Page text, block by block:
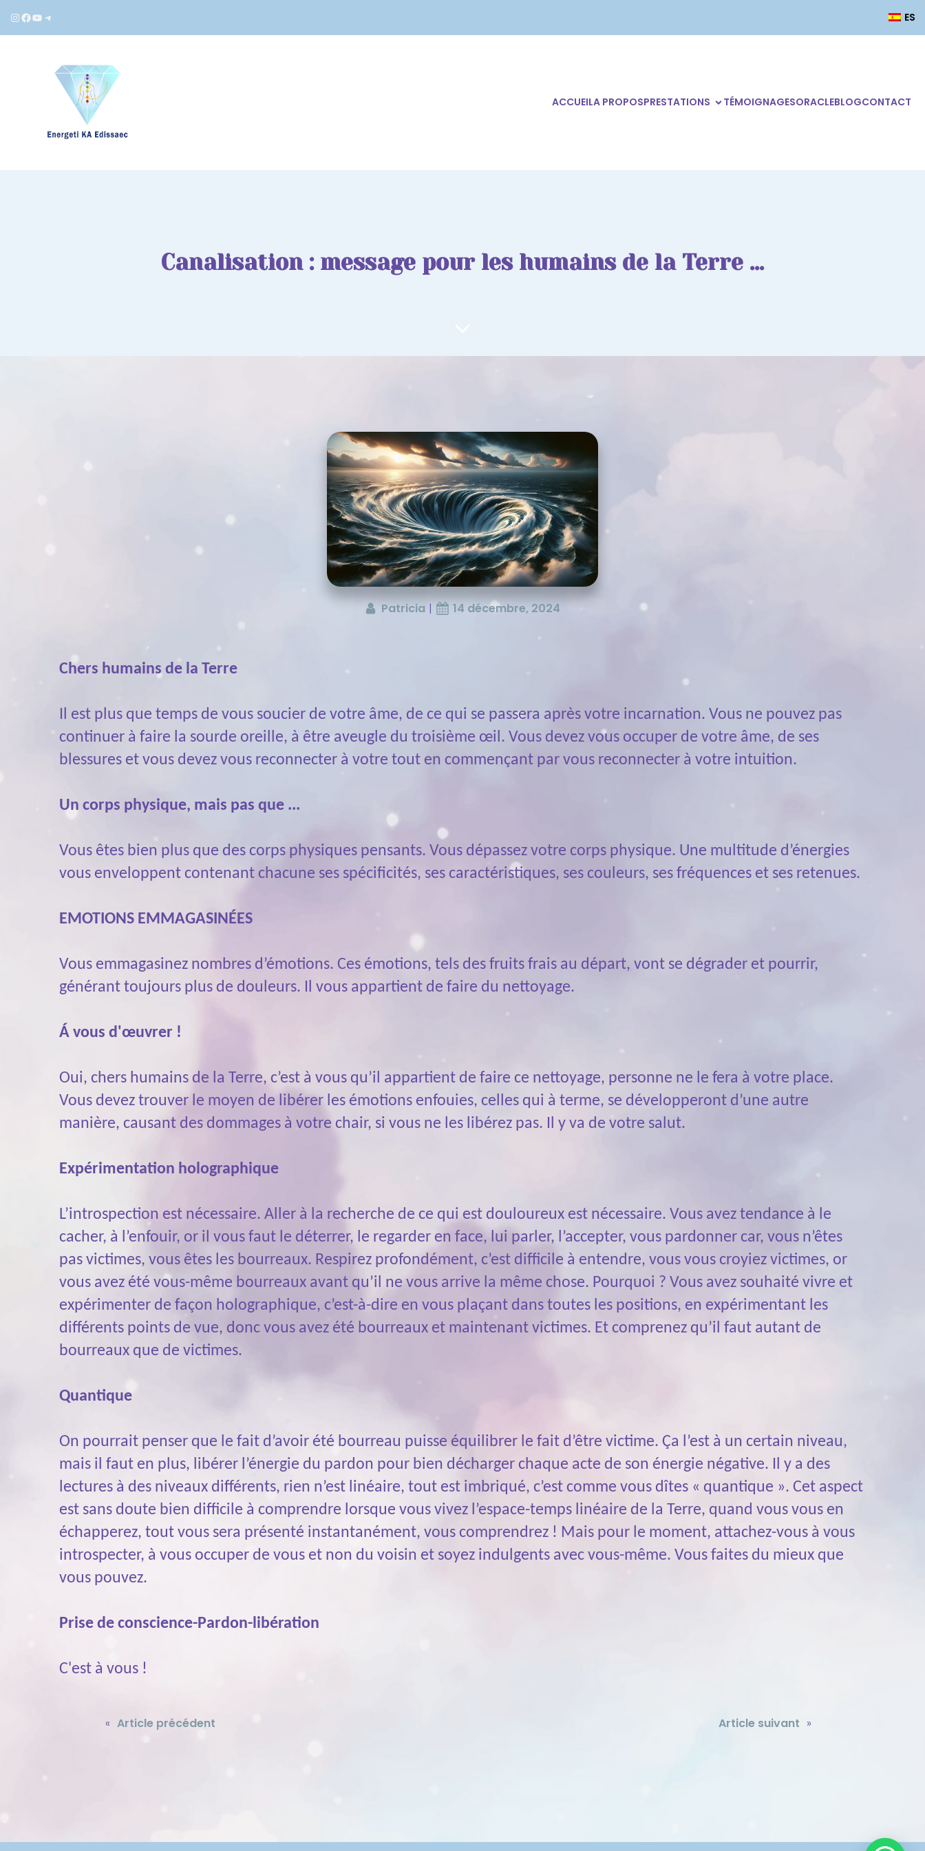
Instagram
Facebook
YouTube
Telegram ES
ACCUEILA PROPOSPRESTATIONS TÉMOIGNAGESORACLEBLOGCONTACT
Canalisation : message pour les humains de la Terre …
Patricia | 14 décembre, 2024
Chers humains de la Terre
Il est plus que temps de vous soucier de votre âme, de ce qui se passera après votre incarnation. Vous ne pouvez pas
continuer à faire la sourde oreille, à être aveugle du troisième œil. Vous devez vous occuper de votre âme, de ses
blessures et vous devez vous reconnecter à votre tout en commençant par vous reconnecter à votre intuition.
Un corps physique, mais pas que ...
Vous êtes bien plus que des corps physiques pensants. Vous dépassez votre corps physique. Une multitude d’énergies
vous enveloppent contenant chacune ses spécificités, ses caractéristiques, ses couleurs, ses fréquences et ses retenues.
EMOTIONS EMMAGASINÉES
Vous emmagasinez nombres d’émotions. Ces émotions, tels des fruits frais au départ, vont se dégrader et pourrir,
générant toujours plus de douleurs. Il vous appartient de faire du nettoyage.
Á vous d'œuvrer !
Oui, chers humains de la Terre, c’est à vous qu’il appartient de faire ce nettoyage, personne ne le fera à votre place.
Vous devez trouver le moyen de libérer les émotions enfouies, celles qui à terme, se développeront d’une autre
manière, causant des dommages à votre chair, si vous ne les libérez pas. Il y va de votre salut.
Expérimentation holographique
L’introspection est nécessaire. Aller à la recherche de ce qui est douloureux est nécessaire. Vous avez tendance à le
cacher, à l’enfouir, or il vous faut le déterrer, le regarder en face, lui parler, l’accepter, vous pardonner car, vous n’êtes
pas victimes, vous êtes les bourreaux. Respirez profondément, c’est difficile à entendre, vous vous croyiez victimes, or
vous avez été vous-même bourreaux avant qu’il ne vous arrive la même chose. Pourquoi ? Vous avez souhaité vivre et
expérimenter de façon holographique, c’est-à-dire en vous plaçant dans toutes les positions, en expérimentant les
différents points de vue, donc vous avez été bourreaux et maintenant victimes. Et comprenez qu’il faut autant de
bourreaux que de victimes.
Quantique
On pourrait penser que le fait d’avoir été bourreau puisse équilibrer le fait d’être victime. Ça l’est à un certain niveau,
mais il faut en plus, libérer l’énergie du pardon pour bien décharger chaque acte de son énergie négative. Il y a des
lectures à des niveaux différents, rien n’est linéaire, tout est imbriqué, c’est comme vous dîtes « quantique ». Cet aspect
est sans doute bien difficile à comprendre lorsque vous vivez l’espace-temps linéaire de la Terre, quand vous vous en
échapperez, tout vous sera présenté instantanément, vous comprendrez ! Mais pour le moment, attachez-vous à vous
introspecter, à vous occuper de vous et non du voisin et soyez indulgents avec vous-même. Vous faites du mieux que
vous pouvez.
Prise de conscience-Pardon-libération
C'est à vous !
« Article précédent Article suivant »